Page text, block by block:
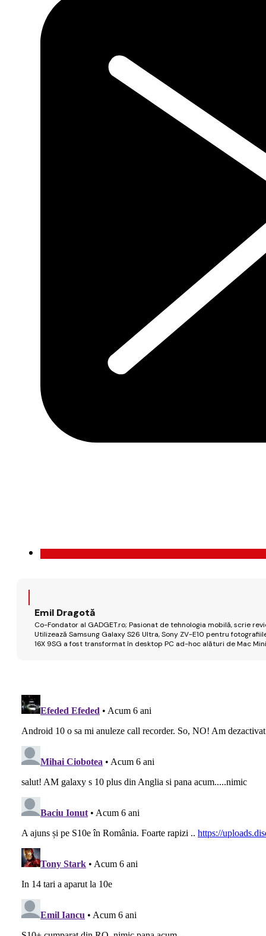
Emil Dragotă
Co-Fondator al GADGET.ro; Pasionat de tehnologia mobilă, scrie
Utilizează Samsung Galaxy S26 Ultra, Sony ZV-E10 pentru
16X 9SG a fost transformat în desktop PC ad-hoc alături de Mac